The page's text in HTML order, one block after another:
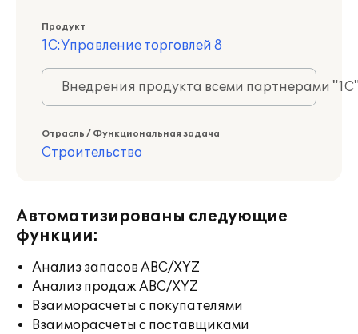
Продукт
1С:Управление торговлей 8
Внедрения продукта всеми партнерами
Отрасль / Функциональная задача
Строительство
Автоматизированы следующие
функции:
Анализ запасов ABC/XYZ
Анализ продаж ABC/XYZ
Взаиморасчеты с покупателями
Взаиморасчеты с поставщиками